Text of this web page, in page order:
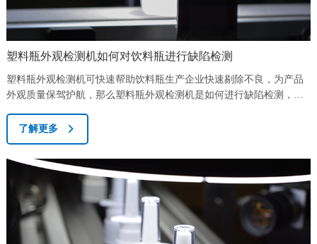
塑料瓶外观检测机如何对饮料瓶进行缺陷检测
塑料瓶外观检测机可快速帮助饮料瓶生产企业快速剔除不良，为产品
外观质量保驾护航，那么塑料瓶外观检测机是如何进行缺陷检测，检
测机可对包括瓶口、瓶底、瓶体、内外侧进行检测，将瓶体各置于旋
转台上，旋转台带动瓶体旋转，旋转过程中对瓶体各个角度分别进行
连续高速拍照取像，最终由计算机平台对本瓶体的所有图像进行分析
计算,若所有图像上均无缺陷,则为良品,若...
了解更多